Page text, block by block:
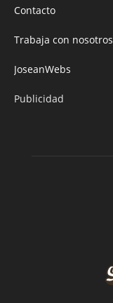
Contacto
Trabaja con nosotros
JoseanWebs
Publicidad